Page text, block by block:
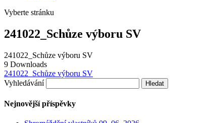
Vyberte stránku
241022_Schůze výboru SV
241022_Schůze výboru SV
9 Downloads
241022_Schůze výboru SV
Vyhledávání
Nejnovější příspěvky